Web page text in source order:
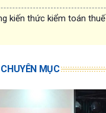
kiến thức kiểm toán thuế
MỤC